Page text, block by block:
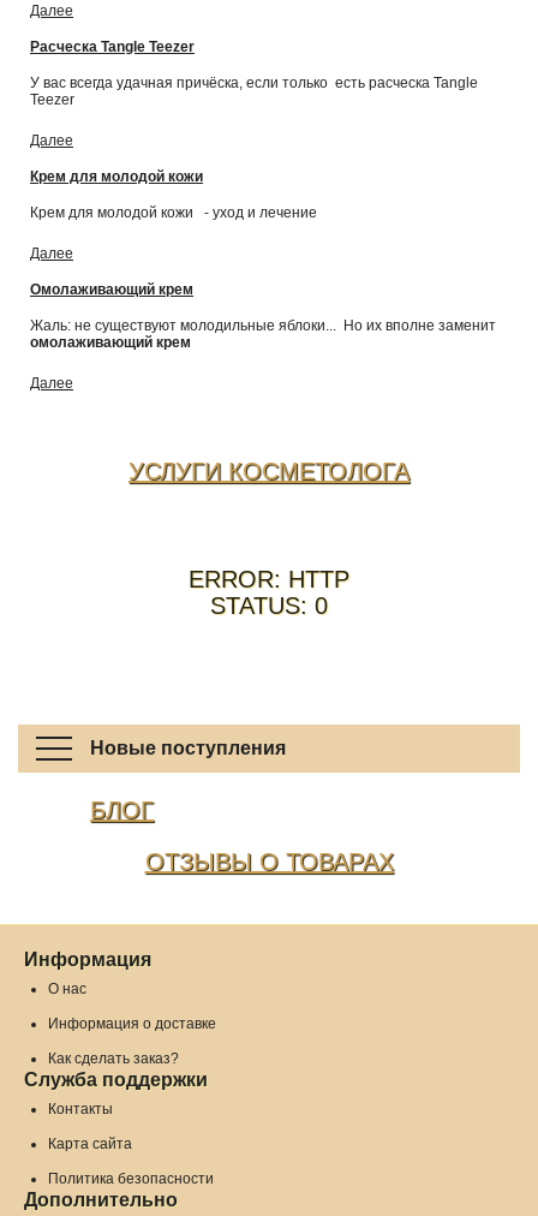
Далее
Расческа Tangle Teezer
У вас всегда удачная причёска, если только есть расческа Tangle
Teezer
Далее
Крем для молодой кожи
Крем для молодой кожи - уход и лечение
Далее
Омолаживающий крем
Жаль: не существуют молодильные яблоки... Но их вполне заменит
омолаживающий крем
Далее
УСЛУГИ КОСМЕТОЛОГА
ERROR: HTTP
STATUS: 0
Новые поступления
БЛОГ
ОТЗЫВЫ О ТОВАРАХ
Информация
О нас
Информация о доставке
Как сделать заказ?
Служба поддержки
Контакты
Карта сайта
Политика безопасности
Дополнительно